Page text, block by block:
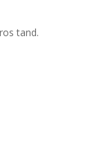
tand.